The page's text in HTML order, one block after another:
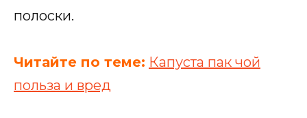
полоски.
Читайте по теме: Капуста пак чой
польза и вред